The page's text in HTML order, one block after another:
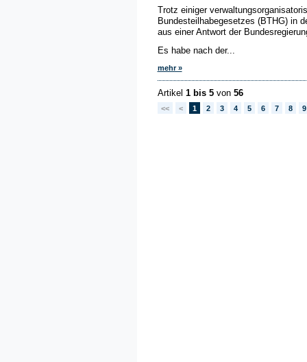
Trotz einiger
Bundesteilhabegesetzes (BTHG) in
aus einer Antwort der
Es habe nach der...
mehr »
Artikel 1 bis 5von 56
<< < 1 2 3 4 5 6 7 8 9